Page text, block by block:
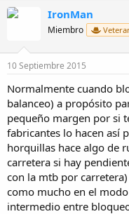
n
s
IronMan
Miembro
10 Septiembre 2015
Normalmente cuando
balanceo) a propósito
pequeño margen por si
fabricantes lo hacen así
horquillas hace algo de
carretera si hay
con la mtb por
como mucho en el
intermedio entre